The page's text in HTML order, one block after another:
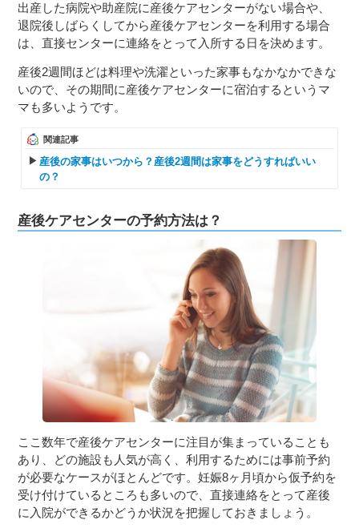
出産した病院や助産院に産後ケアセンターがない場合や、
退院後しばらくしてから産後ケアセンターを利用する場合
は、直接センターに連絡をとって入所する日を決めます。
産後2週間ほどは料理や洗濯といった家事もなかなかできな
いので、その期間に産後ケアセンターに宿泊するというマ
マも多いようです。
関連記事
産後の家事はいつから？産後2週間は家事をどうすればいい
の？
産後ケアセンターの予約方法は？
ここ数年で産後ケアセンターに注目が集まっていることも
あり、どの施設も人気が高く、利用するためには事前予約
が必要なケースがほとんどです。妊娠8ヶ月頃から仮予約を
受け付けているところも多いので、直接連絡をとって産後
に入院ができるかどうか状況を把握しておきましょう。